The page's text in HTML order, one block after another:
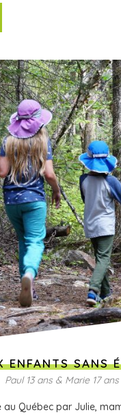
ENFANTS SANS
Paul 13 ans & Marie 17 ans
au Québec par Julie,